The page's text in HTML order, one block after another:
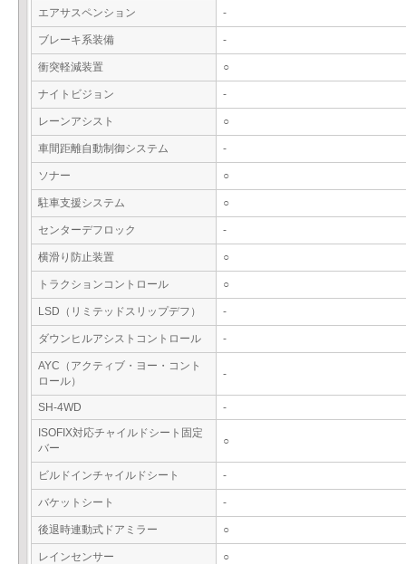
エアサスペンション -
ブレーキ系装備 -
衝突軽減装置 ○
ナイトビジョン -
レーンアシスト ○
車間距離自動制御システム -
ソナー ○
駐車支援システム ○
センターデフロック -
横滑り防止装置 ○
トラクションコントロール ○
LSD（リミテッドスリップデフ） -
ダウンヒルアシストコントロール -
AYC（アクティブ・ヨー・コント
ロール）
-
SH-4WD
-
ISOFIX対応チャイルドシート固定
バー
○
ビルドインチャイルドシート -
バケットシート -
後退時連動式ドアミラー ○
レインセンサー ○